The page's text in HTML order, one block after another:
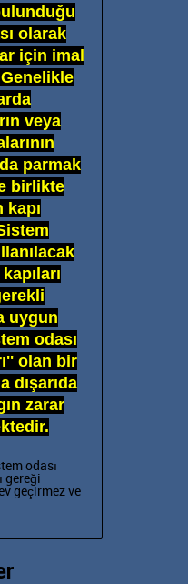
olarak
için imal
veya
parmak
birlikte
kapı
uygun
odası
olan bir
dışarıda
zarar
odası
gereği
geçirmez ve